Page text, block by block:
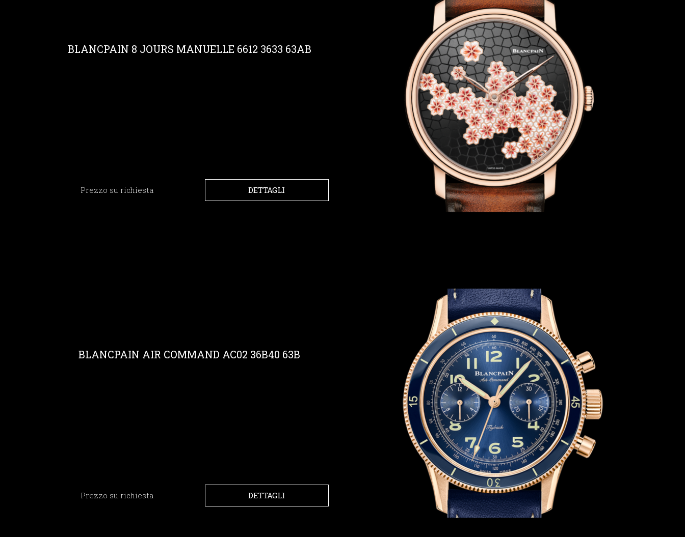
BLANCPAIN 8 JOURS MANUELLE 6612 3633 63AB
Prezzo su richiesta DETTAGLI
BLANCPAIN AIR COMMAND AC02 36B40 63B
Prezzo su richiesta DETTAGLI